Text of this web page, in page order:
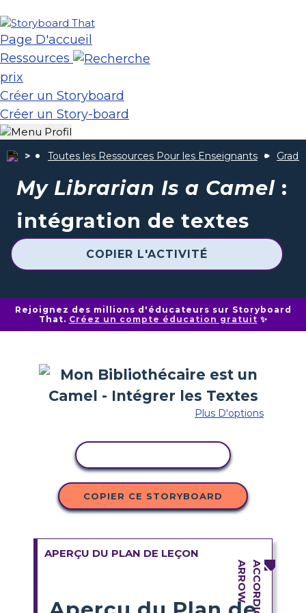
Page D'accueil
Ressources
prix
Créer un Storyboard
Créer un Story-board
Toutes les Ressources Pour les Enseignants
My Librarian Is a Camel :
intégration de textes
COPIER L'ACTIVITÉ
Rejoignez des millions d'éducateurs sur Storyboard
That. Créez un compte éducation gratuit ✨
Plus D'options
COPIER CE STORYBOARD
APERÇU DU PLAN DE LEÇON